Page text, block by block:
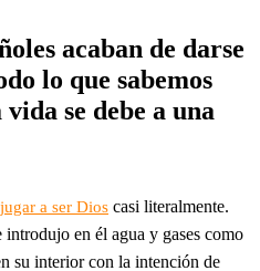
acaban de darse
lo que sabemos
se debe a una
a ser Dios casi literalmente.
en él agua y gases como
su interior con la intención de